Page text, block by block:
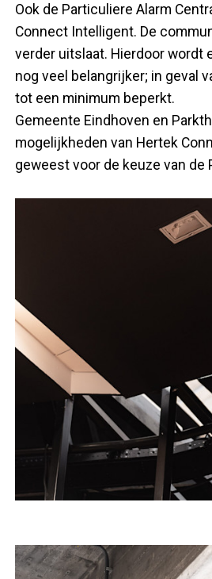
Ook de Particuliere Alarm
Connect Intelligent. De
verder uitslaat. Hierdoor wordt
nog veel belangrijker; in geval
tot een minimum beperkt.
Gemeente Eindhoven en
mogelijkheden van Hertek
geweest voor de keuze van de